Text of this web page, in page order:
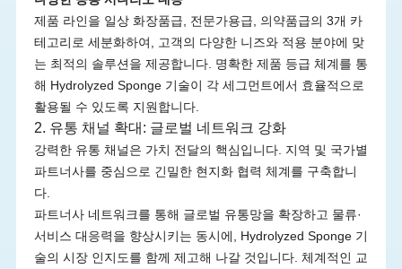
제품 라인을 일상 화장품급, 전문가용급, 의약품급의 3개 카
테고리로 세분화하여, 고객의 다양한 니즈와 적용 분야에 맞
는 최적의 솔루션을 제공합니다. 명확한 제품 등급 체계를 통
해 Hydrolyzed Sponge 기술이 각 세그먼트에서 효율적으로
활용될 수 있도록 지원합니다.
2. 유통 채널 확대: 글로벌 네트워크 강화
강력한 유통 채널은 가치 전달의 핵심입니다. 지역 및 국가별
파트너사를 중심으로 긴밀한 현지화 협력 체계를 구축합니
다.
파트너사 네트워크를 통해 글로벌 유통망을 확장하고 물류·
서비스 대응력을 향상시키는 동시에, Hydrolyzed Sponge 기
술의 시장 인지도를 함께 제고해 나갈 것입니다. 체계적인 교